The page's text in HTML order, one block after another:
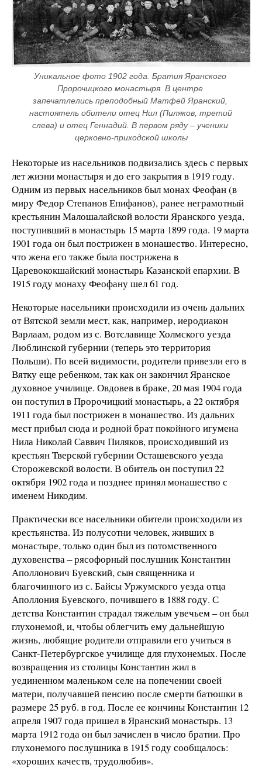
Уникальное фото 1902 года. Братия Яранского
Пророчицкого монастыря. В центре
запечатлелись преподобный Матфей Яранский,
настоятель обители отец Нил (Пиляков, третий
слева) и отец Геннадий. В первом ряду – ученики
церковно-приходской школы
Некоторые из насельников подвизались здесь с первых
лет жизни монастыря и до его закрытия в 1919 году.
Одним из первых насельников был монах Феофан (в
миру Федор Степанов Епифанов), ранее неграмотный
крестьянин Малошалайской волости Яранского уезда,
поступивший в монастырь 15 марта 1899 года. 19 марта
1901 года он был пострижен в монашество. Интересно,
что жена его также была пострижена в
Царевококшайский монастырь Казанской епархии. В
1915 году монаху Феофану шел 61 год.
Некоторые насельники происходили из очень дальних
от Вятской земли мест, как, например, иеродиакон
Варлаам, родом из с. Вотславище Холмского уезда
Люблинской губернии (теперь это территория
Польши). По всей видимости, родители привезли его в
Вятку еще ребенком, так как он закончил Яранское
духовное училище. Овдовев в браке, 20 мая 1904 года
он поступил в Пророчицкий монастырь, а 22 октября
1911 года был пострижен в монашество. Из дальних
мест прибыл сюда и родной брат покойного игумена
Нила Николай Саввич Пиляков, происходивший из
крестьян Тверской губернии Осташевского уезда
Сторожевской волости. В обитель он поступил 22
октября 1902 года и позднее принял монашество с
именем Никодим.
Практически все насельники обители происходили из
крестьянства. Из полусотни человек, живших в
монастыре, только один был из потомственного
духовенства – рясофорный послушник Константин
Аполлонович Буевский, сын священника и
благочинного из с. Байсы Уржумского уезда отца
Аполлония Буевского, почившего в 1888 году. С
детства Константин страдал тяжелым увечьем – он был
глухонемой, и, чтобы облегчить ему дальнейшую
жизнь, любящие родители отправили его учиться в
Санкт-Петербургское училище для глухонемых. После
возвращения из столицы Константин жил в
уединенном маленьком селе на попечении своей
матери, получавшей пенсию после смерти батюшки в
размере 25 руб. в год. После ее кончины Константин 12
апреля 1907 года пришел в Яранский монастырь. 13
марта 1912 года он был зачислен в число братии. Про
глухонемого послушника в 1915 году сообщалось:
«хороших качеств, трудолюбив».